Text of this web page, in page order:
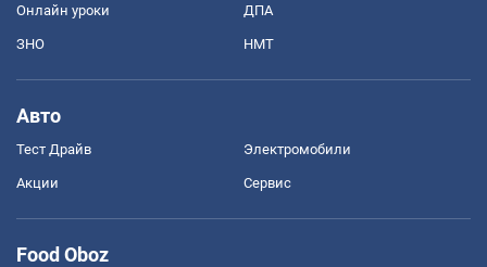
Онлайн уроки ДПА
ЗНО НМТ
Авто
Тест Драйв Электромобили
Акции Сервис
Food Oboz